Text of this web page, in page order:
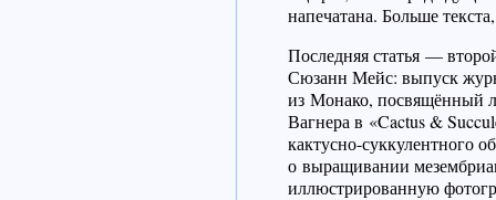
напечатана. Больше
Последняя статья —
Сюзанн Мейс: выпуск
из Монако, посвящённый
Вагнера в «Cactus &
кактусно-суккулентного
о выращивании
иллюстрированную